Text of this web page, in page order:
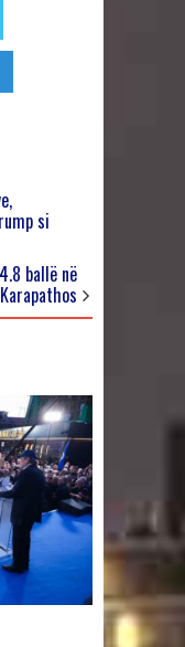
si
ballë në